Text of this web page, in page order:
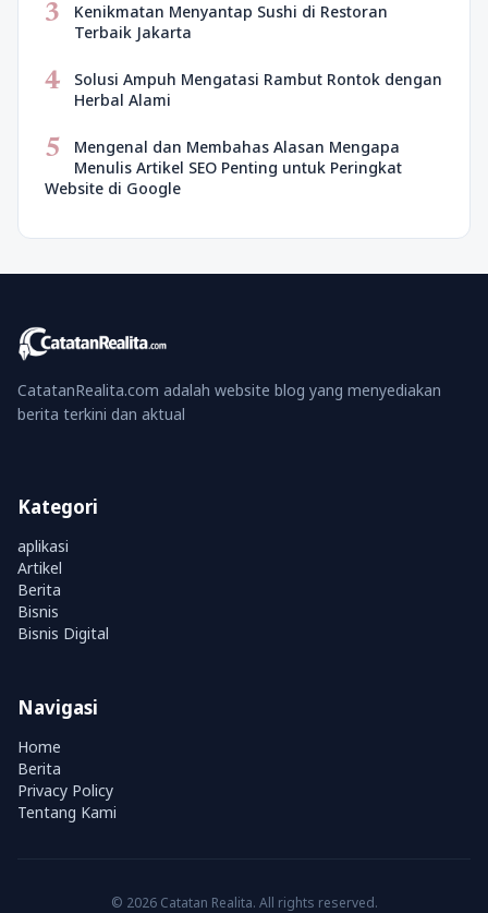
3
Kenikmatan Menyantap Sushi di Restoran
Terbaik Jakarta
4
Solusi Ampuh Mengatasi Rambut Rontok dengan
Herbal Alami
5
Mengenal dan Membahas Alasan Mengapa
Menulis Artikel SEO Penting untuk Peringkat
Website di Google
CatatanRealita.com adalah website blog yang menyediakan
berita terkini dan aktual
Kategori
aplikasi
Artikel
Berita
Bisnis
Bisnis Digital
Navigasi
Home
Berita
Privacy Policy
Tentang Kami
© 2026 Catatan Realita. All rights reserved.